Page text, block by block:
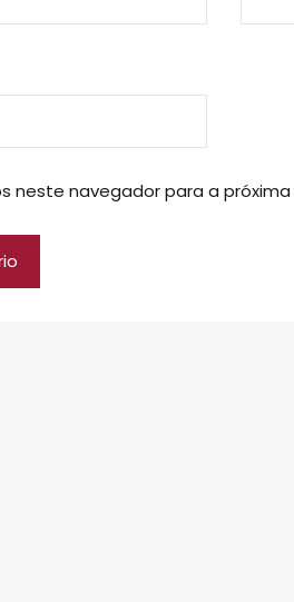
neste navegador para a